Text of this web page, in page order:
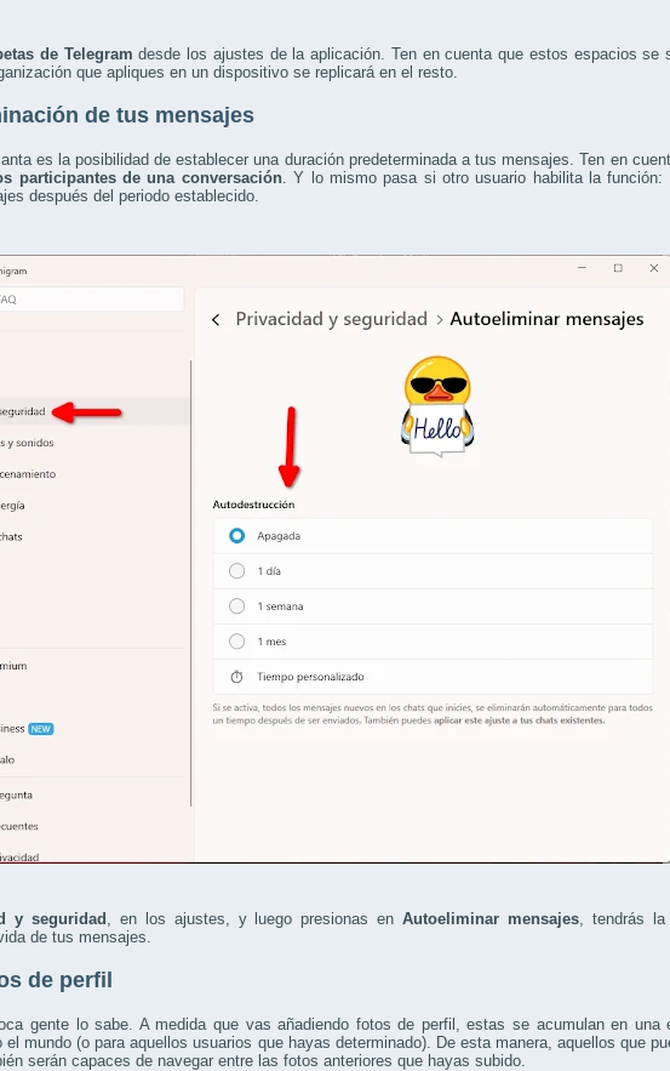
de Telegram desde los ajustes de la aplicación. Ten en cuenta que estos espacios se
que apliques en un dispositivo se replicará en el resto.
de tus mensajes
es la posibilidad de establecer una duración predeterminada a tus mensajes. Ten en
participantes de una conversación. Y lo mismo pasa si otro usuario habilita la función:
después del periodo establecido.
y seguridad , en los ajustes, y luego presionas enAutoeliminar mensajes , tendrás
de tus mensajes.
de perfil
gente lo sabe. A medida que vas añadiendo fotos de perfil, estas se acumulan en una
el mundo (o para aquellos usuarios que hayas determinado). De esta manera, aquellos que
serán capaces de navegar entre las fotos anteriores que hayas subido.